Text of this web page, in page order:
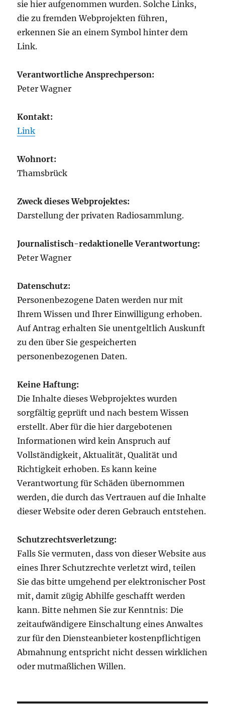
sie hier aufgenommen wurden. Solche Links,
die zu fremden Webprojekten führen,
erkennen Sie an einem Symbol hinter dem
Link.
Verantwortliche Ansprechperson:
Peter Wagner
Kontakt:
Link
Wohnort:
Thamsbrück
Zweck dieses Webprojektes:
Darstellung der privaten Radiosammlung.
Journalistisch-redaktionelle Verantwortung:
Peter Wagner
Datenschutz:
Personenbezogene Daten werden nur mit
Ihrem Wissen und Ihrer Einwilligung erhoben.
Auf Antrag erhalten Sie unentgeltlich Auskunft
zu den über Sie gespeicherten
personenbezogenen Daten.
Keine Haftung:
Die Inhalte dieses Webprojektes wurden
sorgfältig geprüft und nach bestem Wissen
erstellt. Aber für die hier dargebotenen
Informationen wird kein Anspruch auf
Vollständigkeit, Aktualität, Qualität und
Richtigkeit erhoben. Es kann keine
Verantwortung für Schäden übernommen
werden, die durch das Vertrauen auf die Inhalte
dieser Website oder deren Gebrauch entstehen.
Schutzrechtsverletzung:
Falls Sie vermuten, dass von dieser Website aus
eines Ihrer Schutzrechte verletzt wird, teilen
Sie das bitte umgehend per elektronischer Post
mit, damit zügig Abhilfe geschafft werden
kann. Bitte nehmen Sie zur Kenntnis: Die
zeitaufwändigere Einschaltung eines Anwaltes
zur für den Diensteanbieter kostenpflichtigen
Abmahnung entspricht nicht dessen wirklichen
oder mutmaßlichen Willen.